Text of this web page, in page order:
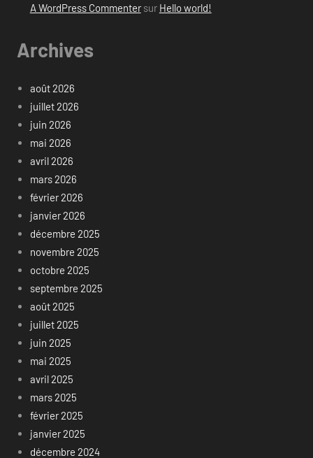
A WordPress Commentersur Hello world!
Archives
août 2026
juillet 2026
juin 2026
mai 2026
avril 2026
mars 2026
février 2026
janvier 2026
décembre 2025
novembre 2025
octobre 2025
septembre 2025
août 2025
juillet 2025
juin 2025
mai 2025
avril 2025
mars 2025
février 2025
janvier 2025
décembre 2024